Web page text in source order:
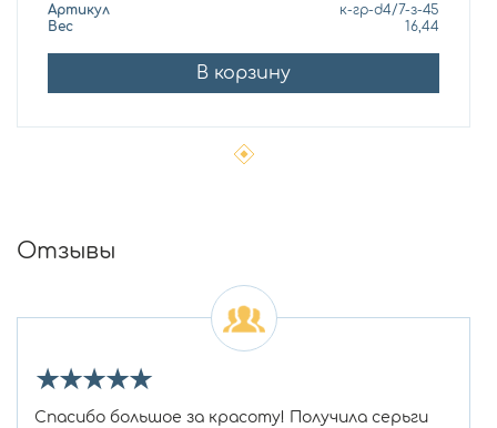
Артикул
к-гр-d4/7-з-45
Вес
16,44
В корзину
Отзывы
★★★★★
Спасибо большое за красоту! Получила серьги